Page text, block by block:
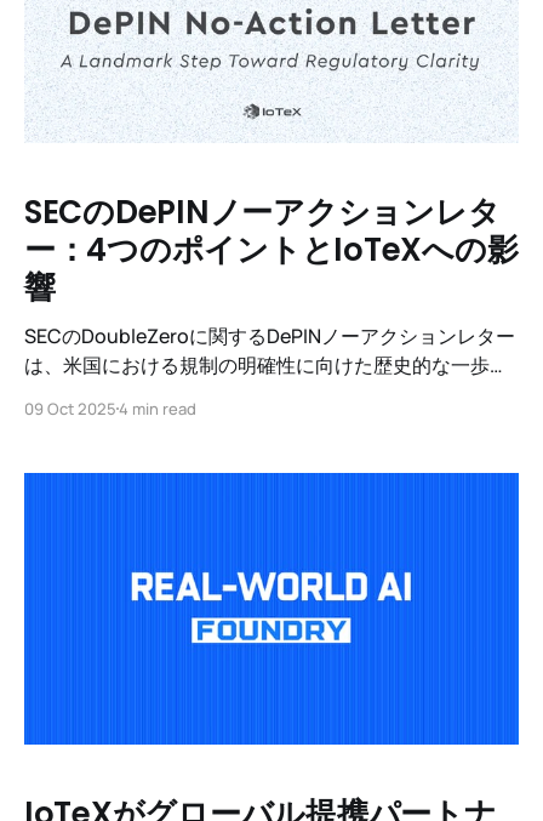
SECのDePINノーアクションレタ
ー：4つのポイントとIoTeXへの影
響
SECのDoubleZeroに関するDePINノーアクションレター
は、米国における規制の明確性に向けた歴史的な一歩で
に結びついているか、またなぜこれがIoTeXの実世界の
しょう。
09 Oct 20254 min read